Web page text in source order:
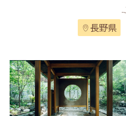
長野県